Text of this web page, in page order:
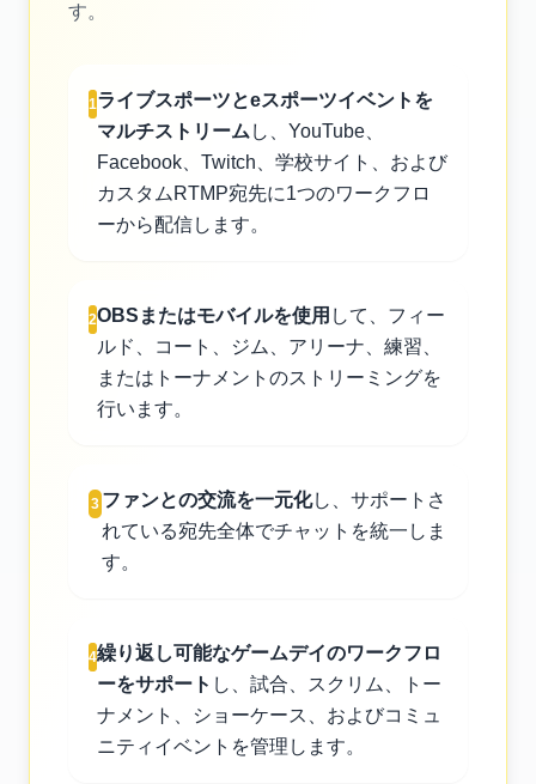
す。
1ライブスポーツとeスポーツイベントを
マルチストリーム し、YouTube、
Facebook、Twitch、学校サイト、および
カスタムRTMP宛先に1つのワークフロ
ーから配信します。
2OBSまたはモバイルを使用 して、フィー
ルド、コート、ジム、アリーナ、練習、
またはトーナメントのストリーミングを
行います。
3 ファンとの交流を一元化し、サポートさ
れている宛先全体でチャットを統一しま
す。
4繰り返し可能なゲームデイのワークフロ
ーをサポート し、試合、スクリム、トー
ナメント、ショーケース、およびコミュ
ニティイベントを管理します。